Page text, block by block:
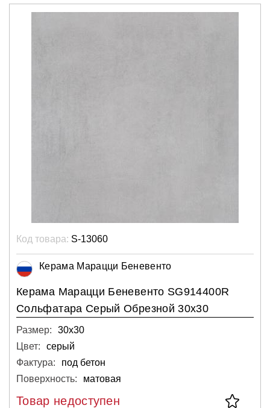
Код товара: S-13060
Керама Марацци Беневенто
Керама Марацци Беневенто SG914400R
Сольфатара Серый Обрезной 30х30
Размер:
30х30
Цвет:
серый
Фактура:
под бетон
Поверхность:
матовая
Товар недоступен